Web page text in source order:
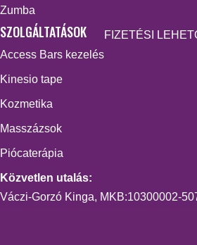
Zumba
SZOLGÁLTATÁSOK
Access Bars kezelés
Kinesio tape
Kozmetika
Masszázsok
Piócaterápia
FIZETÉSI
Közvetlen utalás:
Váczi-Gorzó Kinga, MKB:10300002-